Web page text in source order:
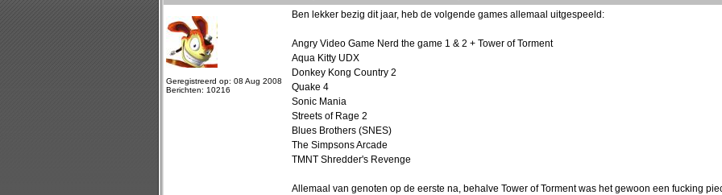
Geregistreerd op: 08 Aug 2008
Berichten: 10216
Ben lekker bezig dit jaar, heb de volgende games allemaal uitgespeeld:
Angry Video Game Nerd the game 1 & 2 + Tower of Torment
Aqua Kitty UDX
Donkey Kong Country 2
Quake 4
Sonic Mania
Streets of Rage 2
Blues Brothers (SNES)
The Simpsons Arcade
TMNT Shredder's Revenge
Allemaal van genoten op de eerste na, behalve Tower of Torment was het gewoon een fucking